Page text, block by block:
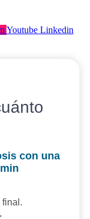
Youtube Linkedin
con una